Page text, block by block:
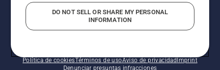
© Husqvarna AB (publ). Todos los derechos
Política de cookiesTérminos de usoAviso de privacidadImprint
Denunciar presuntas infracciones
DO NOT SELL OR SHARE MY PERSONAL
INFORMATION